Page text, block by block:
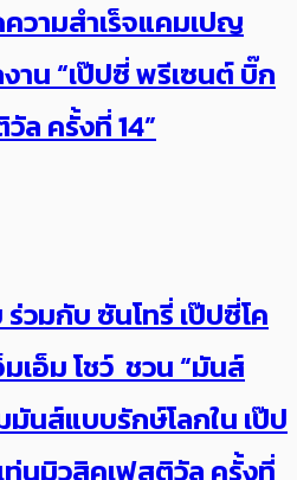
วามสำเร็จแคมเปญ
าน “เป๊ปซี่ พรีเซนต์ บิ๊ก
ล ครั้งที่ 14”
ร่วมกับ ซันโทรี่ เป๊ปซี่โค
มเอ็ม โชว์ ชวน “มันส์
มันส์แบบรักษ์โลกใน เป๊ป
ท่นมิวสิคเฟสติวัล ครั้งที่